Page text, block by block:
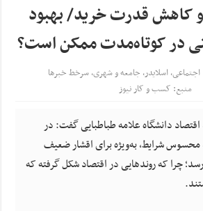
و کاهش قدرت خرید/ بهبود
در کوتاه‌مدت ممکن است؟
اجتماعی,اسلایدر, جامعه و شهری,سرخط خبرها
منبع: کسب و کار نیوز
دانشگاه علامه طباطبایی گفت: در
محسوس شرایط، به‌ویژه برای اقشار ضعیف
چرا که روندهایی در اقتصاد شکل گرفته که